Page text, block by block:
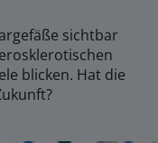
sichtbar
blicken. Hat die